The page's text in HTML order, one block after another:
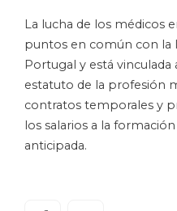
La lucha de los médicos
puntos en común con la
Portugal y está
estatuto de la profesión
contratos temporales y
los salarios a la
anticipada.